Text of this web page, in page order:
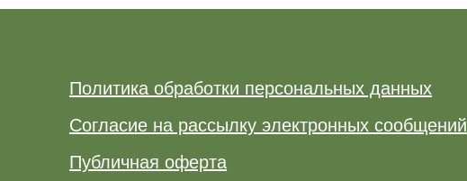
Публичная оферта
Политика обработки персональных данных
Согласие на рассылку электронных сообщений